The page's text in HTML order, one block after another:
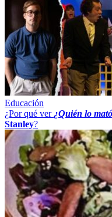
Educación
¿Por qué ver ¿Quién lo
Stanley?